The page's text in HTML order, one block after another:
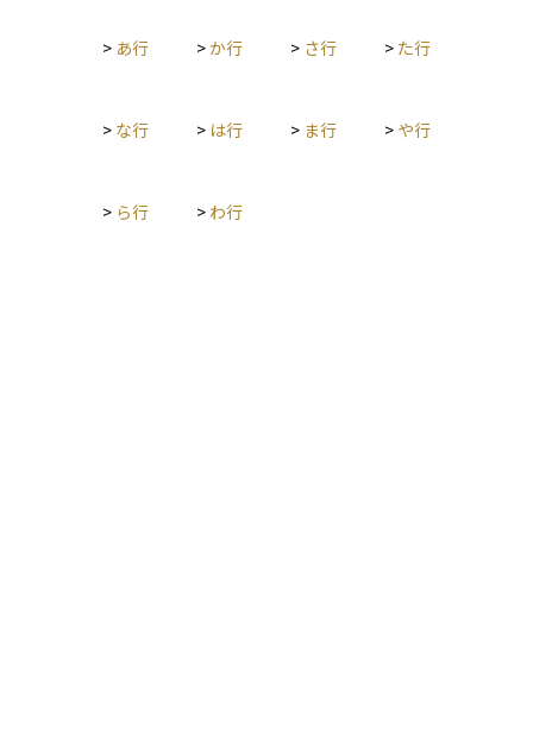
で割ったネット利回りと、対象資産ごとに計算対象は変わりま
投資することでリターンが雪だるま式に増えますから、年間リ
ンのバランスを見極められます。
を見せており、多様な投資戦略に利用されています。
> あ行 >か行 > さ行 > た行
> な行 > は行 > ま行 > や行
> ら行 > わ行